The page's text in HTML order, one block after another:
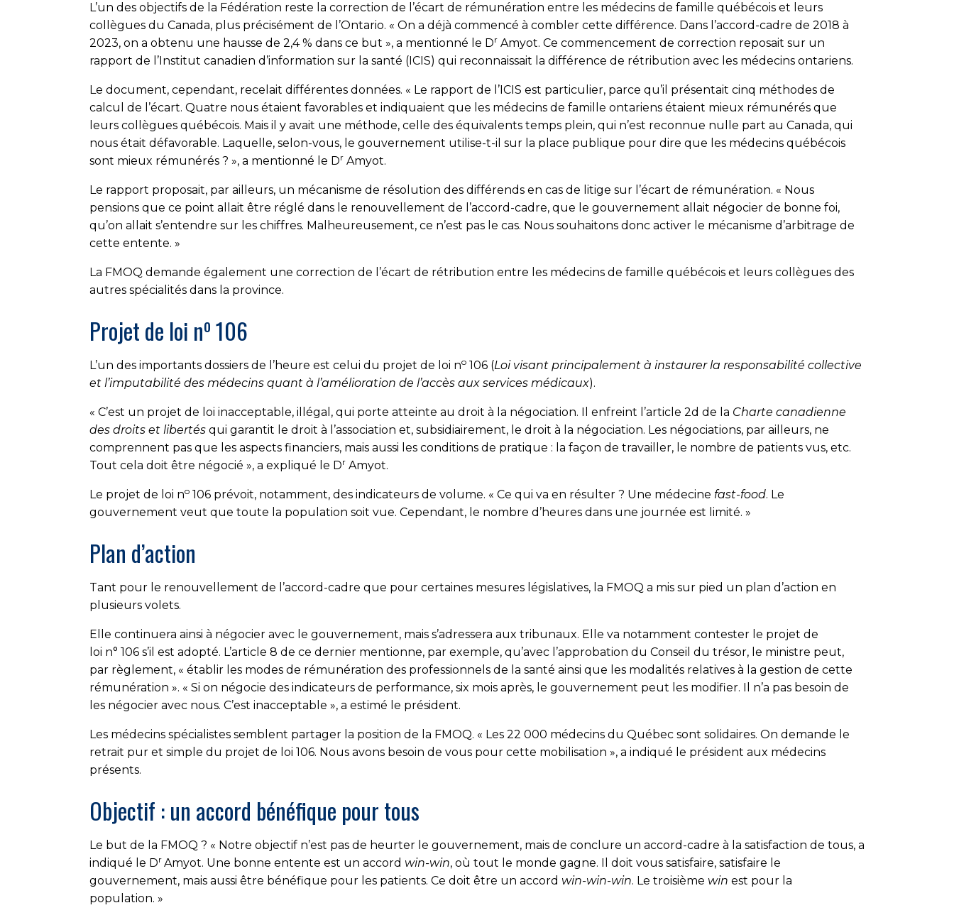
L’un des objectifs de la Fédération reste la correction de l’écart de rémunération entre les médecins de famille québécois et leurs
collègues du Canada, plus précisément de l’Ontario. « On a déjà commencé à combler cette différence. Dans l’accord-cadre de 2018 à
2023, on a obtenu une hausse de 2,4 % dans ce but », a mentionné le Dr Amyot. Ce commencement de correction reposait sur un
rapport de l’Institut canadien d’information sur la santé (ICIS) qui reconnaissait la différence de rétribution avec les médecins ontariens.
Le document, cependant, recelait différentes données. « Le rapport de l’ICIS est particulier, parce qu’il présentait cinq méthodes de
calcul de l’écart. Quatre nous étaient favorables et indiquaient que les médecins de famille ontariens étaient mieux rémunérés que
leurs collègues québécois. Mais il y avait une méthode, celle des équivalents temps plein, qui n’est reconnue nulle part au Canada, qui
nous était défavorable. Laquelle, selon-vous, le gouvernement utilise-t-il sur la place publique pour dire que les médecins québécois
sont mieux rémunérés ? », a mentionné le Dr Amyot.
Le rapport proposait, par ailleurs, un mécanisme de résolu­tion des différends en cas de litige sur l’écart de rémunération. « Nous
pensions que ce point allait être réglé dans le renou­vellement de l’accord-cadre, que le gouvernement allait négocier de bonne foi,
qu’on allait s’entendre sur les chiffres. Malheureusement, ce n’est pas le cas. Nous souhaitons donc activer le mécanisme d’arbitrage de
cette entente. »
La FMOQ demande également une correction de l’écart de rétribution entre les médecins de famille québécois et leurs collègues des
autres spécialités dans la province.
Projet de loi no 106
L’un des importants dossiers de l’heure est celui du projet de loi no 106 (Loi visant principalement à instaurer la responsabilité collective
et l’imputabilité des médecins quant à l’amélioration de l’accès aux services médicaux).
« C’est un projet de loi inacceptable, illégal, qui porte atteinte au droit à la négociation. Il enfreint l’article 2d de la Charte canadienne
des droits et libertés qui garantit le droit à l’asso­ciation et, subsidiairement, le droit à la négociation. Les négo­ciations, par ailleurs, ne
comprennent pas que les aspects financiers, mais aussi les conditions de pratique : la façon de travailler, le nombre de patients vus, etc.
Tout cela doit être négocié », a expliqué le Dr Amyot.
Le projet de loi no 106 prévoit, notamment, des indicateurs de volume. « Ce qui va en résulter ? Une médecine fast-food. Le
gouvernement veut que toute la population soit vue. Cependant, le nombre d’heures dans une journée est limité. »
Plan d’action
Tant pour le renouvellement de l’accord-cadre que pour cer­taines mesures législatives, la FMOQ a mis sur pied un plan d’action en
plusieurs volets.
Elle continuera ainsi à négocier avec le gouvernement, mais s’adressera aux tribunaux. Elle va notamment contester le projet de
loi n° 106 s’il est adopté. L’article 8 de ce dernier mentionne, par exemple, qu’avec l’approbation du Conseil du trésor, le ministre peut,
par règlement, « établir les modes de rémunération des professionnels de la santé ainsi que les modalités relatives à la gestion de cette
rémunération ». « Si on négocie des indicateurs de performance, six mois après, le gouvernement peut les modifier. Il n’a pas besoin de
les négocier avec nous. C’est inacceptable », a estimé le président.
Les médecins spécialistes semblent partager la position de la FMOQ. « Les 22 000 médecins du Québec sont solidaires. On demande le
retrait pur et simple du projet de loi 106. Nous avons besoin de vous pour cette mobilisation », a indiqué le président aux médecins
présents.
Objectif : un accord bénéfique pour tous
Le but de la FMOQ ? « Notre objectif n’est pas de heurter le gouvernement, mais de conclure un accord-cadre à la satisfaction de tous, a
indiqué le Dr Amyot. Une bonne entente est un accord win-win, où tout le monde gagne. Il doit vous satisfaire, satisfaire le
gouvernement, mais aussi être bénéfique pour les patients. Ce doit être un accord win-win-win. Le troisième win est pour la
population. »